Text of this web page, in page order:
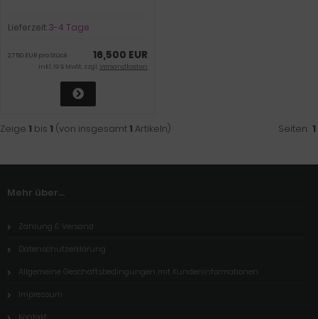
Lieferzeit:3-4 Tage
16,500 EUR
2,750 EUR pro Stück
inkl. 19 % MwSt. zzgl.Versandkosten
Zeige 1 bis 1 (von insgesamt1 Artikeln) Seiten: 1
Mehr über...
Zahlung & Versand
Datenschutzerklärung
Allgemeine Geschäftsbedingungen mit Kundeninformationen
Impressum
Kontakt